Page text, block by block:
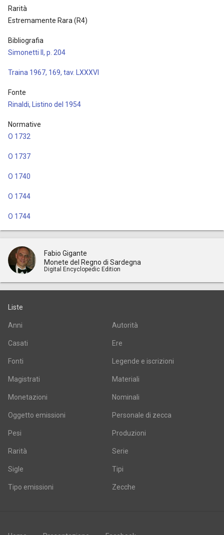
Rarità
Estremamente Rara (R4)
Bibliografia
Simonetti II, p. 204
Traina 1967, 169, tav. LXXXVI
Fonte
Rinaldi, Listino del 1954
Normative
O 1732
O 1737
O 1740
O 1744
O 1744
Fabio Gigante
Monete del Regno di Sardegna
Digital Encyclopedic Edition
Liste
Anni Autorità
Casati Ere
Fonti Legende e iscrizioni
Magistrati Materiali
Monetazioni Nominali
Oggetto emissioni Personale di zecca
Pesi Produzioni
Rarità Serie
Sigle Tipi
Tipo emissioni Zecche